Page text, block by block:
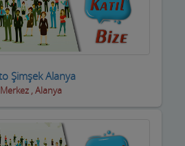
Şimşek Alanya
Merkez , Alanya